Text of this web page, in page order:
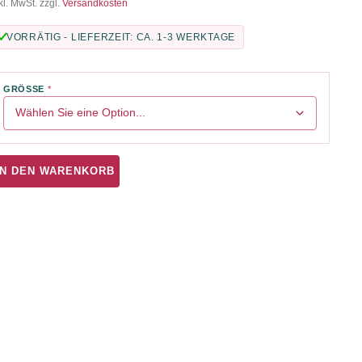
MwSt. zzgl. Versandkosten
VORRÄTIG - LIEFERZEIT: CA. 1-3 WERKTAGE
GRÖSSE
DEN WARENKORB